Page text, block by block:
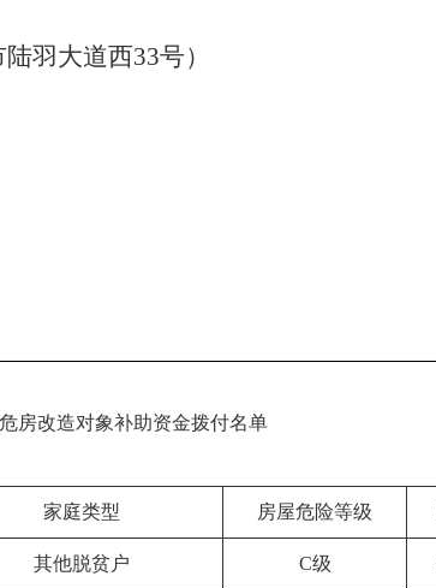
羽大道西33号）
房改造对象补助资金拨付名单
家庭类型 房屋危险等级
其他脱贫户 C级